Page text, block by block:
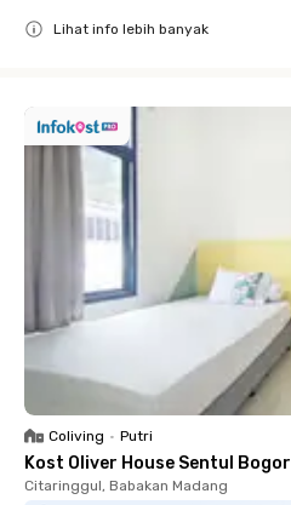
Lihat info lebih banyak
Coliving • Putri
Kost Oliver House Sentul Bogor
Citaringgul, Babakan Madang